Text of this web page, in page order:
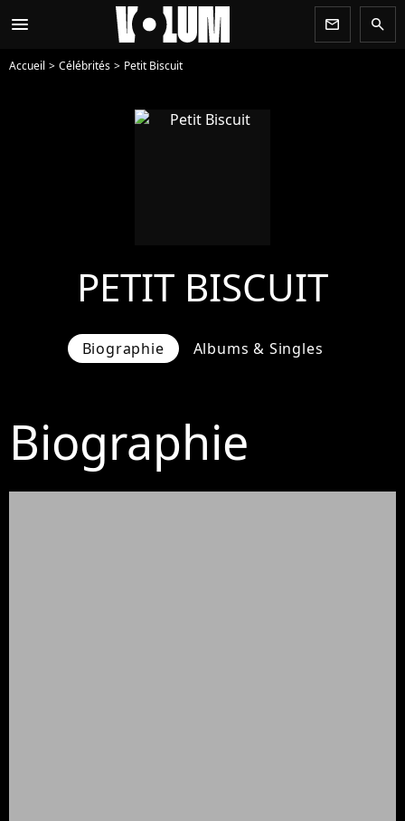
menu newsletter search
Accueil Célébrités Petit Biscuit
PETIT BISCUIT
Biographie Albums & Singles
Biographie